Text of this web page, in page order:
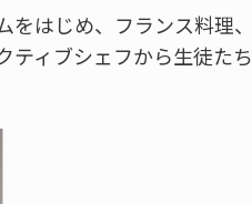
はじめ、フランス料理、
ティブシェフから生徒たち